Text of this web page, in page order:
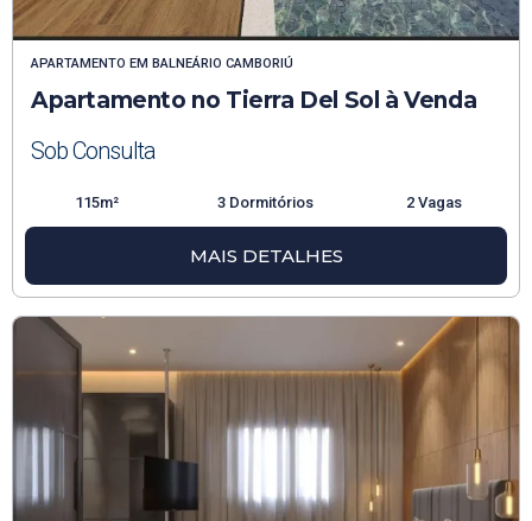
APARTAMENTO EM BALNEÁRIO CAMBORIÚ
Apartamento no Tierra Del Sol à Venda
Sob Consulta
115m² 3 Dormitórios 2 Vagas
MAIS DETALHES